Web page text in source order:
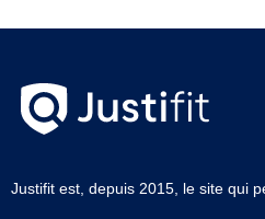
Justifit est, depuis 2015, le site qui